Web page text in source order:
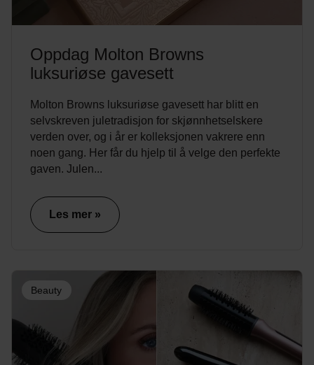
Oppdag Molton Browns
luksuriøse gavesett
Molton Browns luksuriøse gavesett har blitt en
selvskreven juletradisjon for skjønnhetselskere
verden over, og i år er kolleksjonen vakrere enn
noen gang. Her får du hjelp til å velge den perfekte
gaven. Julen...
Les mer »
Beauty